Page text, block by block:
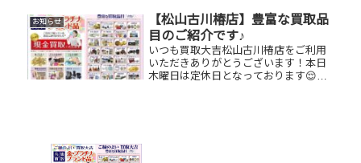
さい！🤗皆様のお越しを心よりお待ち
しております！
お知らせ
【松山古川椿店】豊富な買取品
目のご紹介です♪
いつも買取大吉松山古川椿店をご利用
いただきありがとうございます！本日
木曜日は定休日となっております😌買